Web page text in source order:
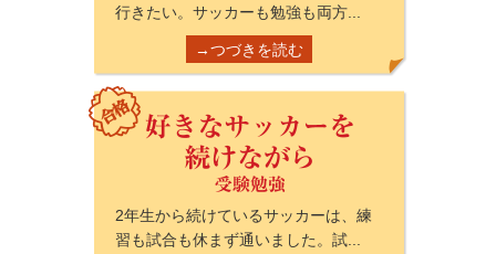
行きたい。サッカーも勉強も両方...
→つづきを読む
2年生から続けているサッカーは、練
習も試合も休まず通いました。試...